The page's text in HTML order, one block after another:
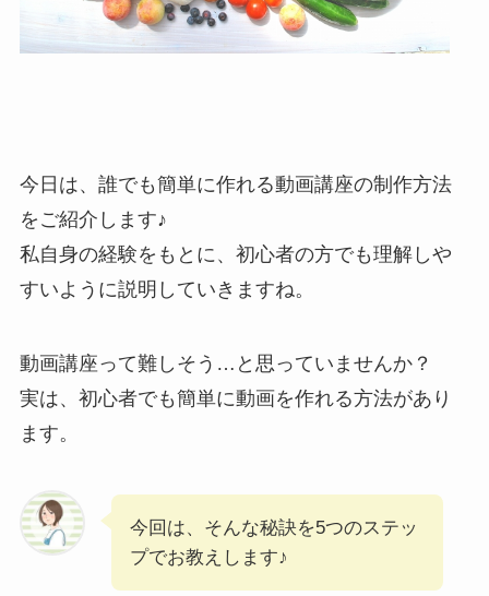
今日は、誰でも簡単に作れる動画講座の制作方法
をご紹介します♪
私自身の経験をもとに、初心者の方でも理解しや
すいように説明していきますね。
動画講座って難しそう…と思っていませんか？
実は、初心者でも簡単に動画を作れる方法があり
ます。
今回は、そんな秘訣を5つのステッ
プでお教えします♪